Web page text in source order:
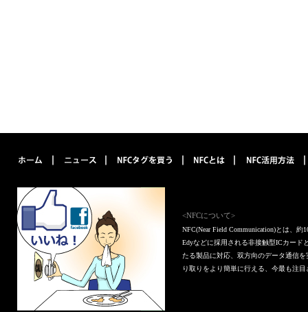
<NFCについて>
NFC(Near Field Communication)とは、
Edyなどに採用される非接触型ICカード
たる製品に対応、双方向のデータ通信
り取りをより簡単に行える、今最も注